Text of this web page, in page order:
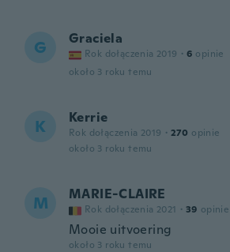
G Graciela
Rok dołączenia 2019 · 6 opinie
około 3 roku temu
K Kerrie
Rok dołączenia 2019 · 270 opinie
około 3 roku temu
M MARIE-CLAIRE
Rok dołączenia 2021 · 39 opinie
Mooie uitvoering
około 3 roku temu